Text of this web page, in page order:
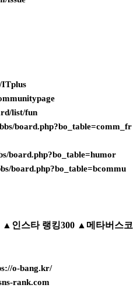
ITplus
list/fun
board.php?bo_table=comm_fr
board.php?bo_table=humor
board.php?bo_table=bcommu
인스타 랭킹300 ▲메타버스코
o-bang.kr/
rank.com